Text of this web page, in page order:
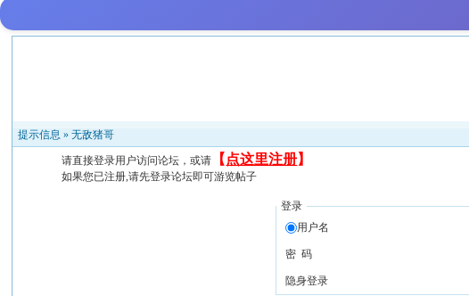
提示信息 »无敌猪哥
请直接登录用户访问论坛，或请 【 点这里注册】
如果您已注册,请先登录论坛即可游览帖子
登录
用户名
密 码
隐身登录